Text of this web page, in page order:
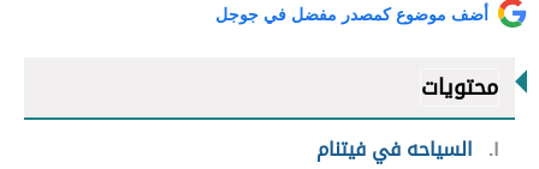
أضف موضوع كمصدر مفضل في جوجل
محتويات
١
السياحه في فيتنام